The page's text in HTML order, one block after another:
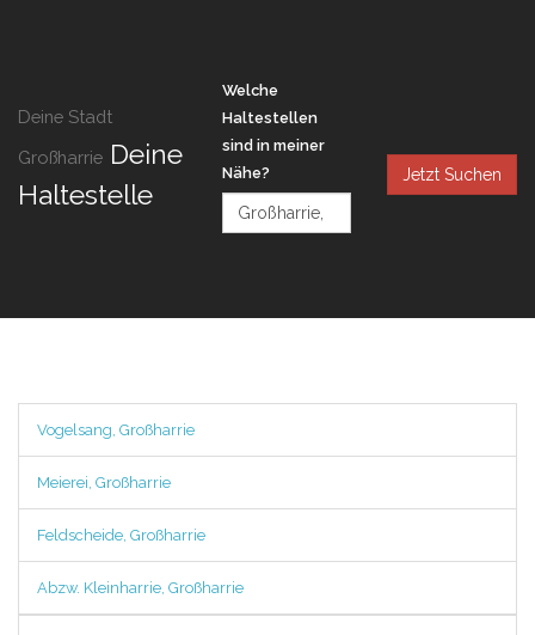
Deine Stadt
Großharrie Deine
Haltestelle
Welche
Haltestellen
sind in meiner
Nähe?
Jetzt Suchen
Vogelsang, Großharrie
Meierei, Großharrie
Feldscheide, Großharrie
Abzw. Kleinharrie, Großharrie